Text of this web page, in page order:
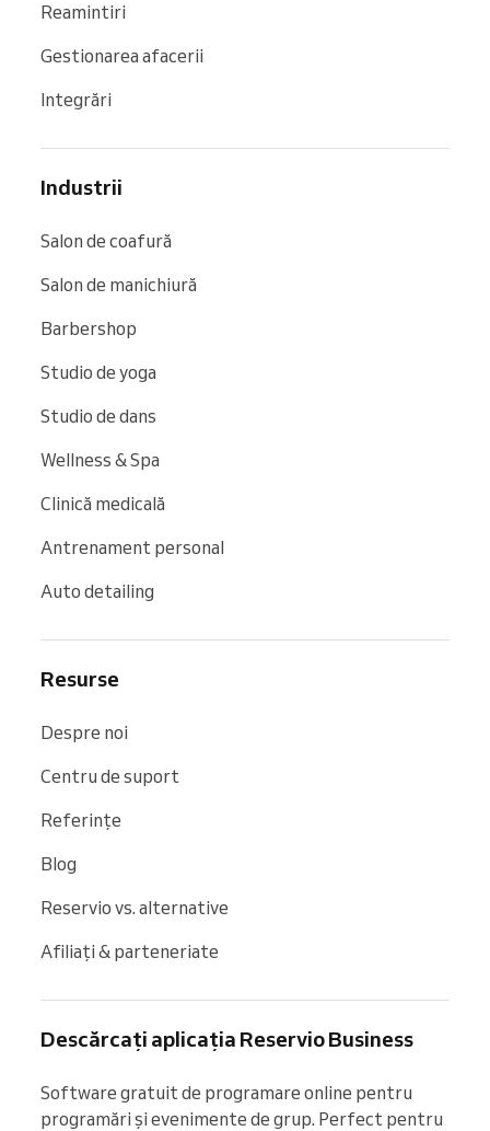
Reamintiri
Gestionarea afacerii
Integrări
Industrii
Salon de coafură
Salon de manichiură
Barbershop
Studio de yoga
Studio de dans
Wellness & Spa
Clinică medicală
Antrenament personal
Auto detailing
Resurse
Despre noi
Centru de suport
Referințe
Blog
Reservio vs. alternative
Afiliați & parteneriate
Descărcați aplicația Reservio Business
Software gratuit de programare online pentru
programări și evenimente de grup. Perfect pentru